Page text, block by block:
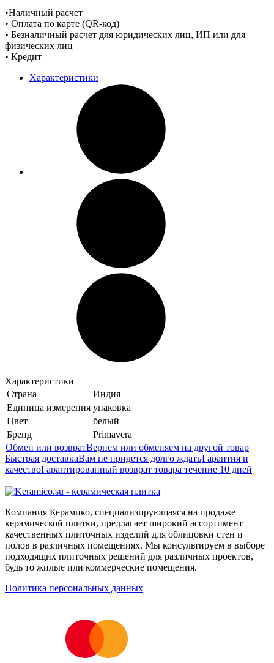
•Наличный расчет
• Оплата по карте (QR-код)
• Безналичный расчет для юридических лиц, ИП или для
физических лиц
• Кредит
Характеристики
Характеристики
Страна
Индия
Единица измерения упаковка
Цвет
белый
Бренд
Primavera
Обмен или возвратВернем или обменяем на другой товар
Быстрая доставкаВам не придется долго ждатьГарантия и
качествоГарантированный возврат товара течение 10 дней
Компания Керамико, специализирующаяся на продаже
керамической плитки, предлагает широкий ассортимент
качественных плиточных изделий для облицовки стен и
полов в различных помещениях. Мы консультируем в выборе
подходящих плиточных решений для различных проектов,
будь то жилые или коммерческие помещения.
Политика персональных данных